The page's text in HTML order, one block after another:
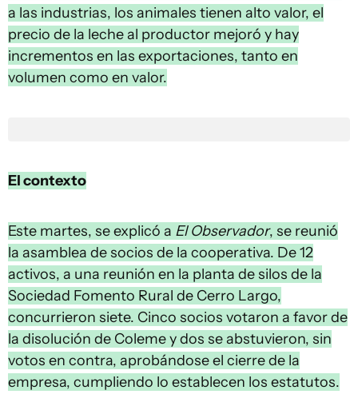
a las industrias, los animales tienen alto valor, el
precio de la leche al productor mejoró y hay
incrementos en las exportaciones, tanto en
volumen como en valor.
El contexto
Este martes, se explicó a El Observador, se reunió
la asamblea de socios de la cooperativa. De 12
activos, a una reunión en la planta de silos de la
Sociedad Fomento Rural de Cerro Largo,
concurrieron siete. Cinco socios votaron a favor de
la disolución de Coleme y dos se abstuvieron, sin
votos en contra, aprobándose el cierre de la
empresa, cumpliendo lo establecen los estatutos.